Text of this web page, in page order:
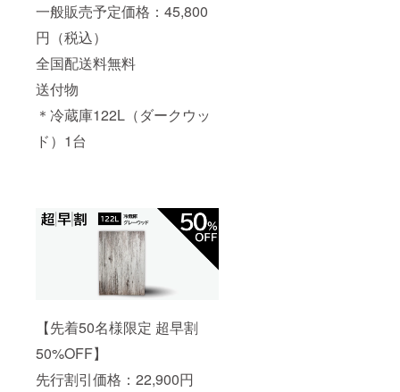
一般販売予定価格：45,800
円（税込）
全国配送料無料
送付物
＊冷蔵庫122L（ダークウッ
ド）1台
【先着50名様限定 超早割
50%OFF】
先行割引価格：22,900円